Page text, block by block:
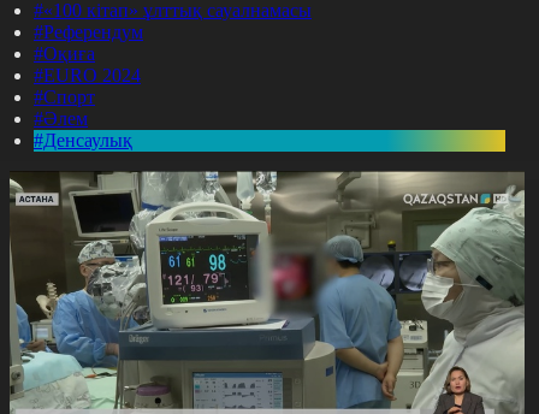
#«100 кітап» ұлттық сауалнамасы
#Референдум
#Оқиға
#EURO 2024
#Спорт
#Әлем
#Денсаулық